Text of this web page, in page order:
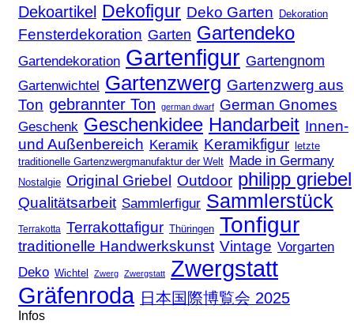
Dekoartikel Dekofigur Deko Garten Dekoration
Fensterdekoration Garten Gartendeko
Gartendekoration Gartenfigur Gartengnom
Gartenwichtel Gartenzwerg Gartenzwerg aus
Ton gebrannter Ton german dwarf German Gnomes
Geschenk Geschenkidee Handarbeit Innen-
und Außenbereich Keramik Keramikfigur
letzte
traditionelle Gartenzwergmanufaktur der Welt Made in Germany
Nostalgie Original Griebel Outdoor philipp griebel
Qualitätsarbeit Sammlerfigur Sammlerstück
Terrakotta Terrakottafigur Thüringen Tonfigur
traditionelle Handwerkskunst Vintage Vorgarten
Deko Wichtel Zwerg Zwergstatt
Zwergstatt
Gräfenroda 日本国際博覧会 2025
Infos